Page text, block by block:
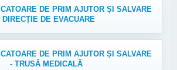
DE PRIM AJUTOR ȘI SALVARE
DIRECȚIE DE EVACUARE
DE PRIM AJUTOR ȘI SALVARE
- TRUSĂ MEDICALĂ